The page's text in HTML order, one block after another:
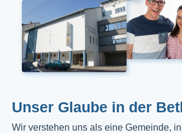
Unser Glaube in der
Wir verstehen uns als eine Gemeinde,